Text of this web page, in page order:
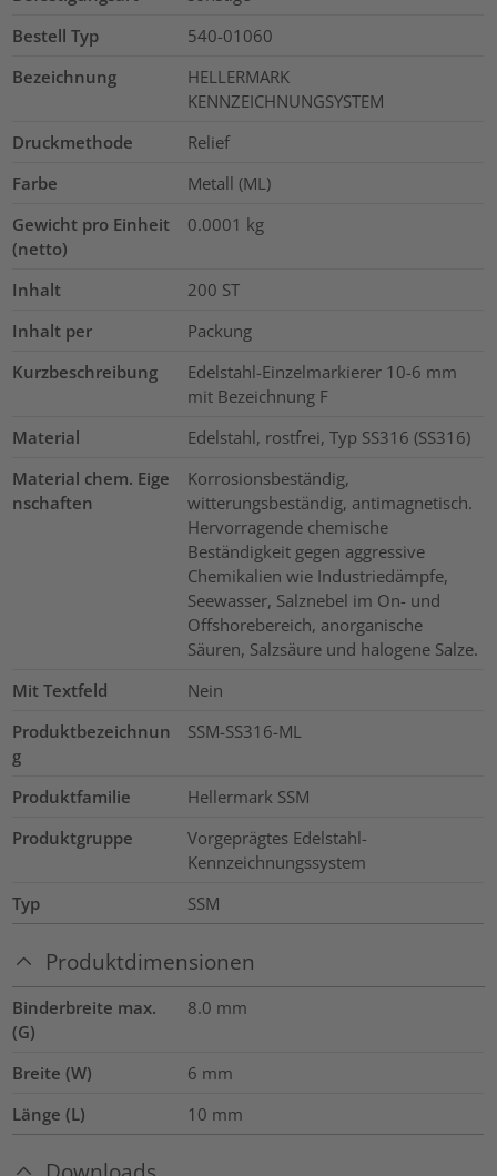
Bestell Typ
540-01060
Bezeichnung
HELLERMARK
KENNZEICHNUNGSYSTEM
Druckmethode
Relief
Farbe
Metall (ML)
Gewicht pro Einheit
(netto)
0.0001 kg
Inhalt 200 ST
Inhalt per
Packung
Kurzbeschreibung
Edelstahl-Einzelmarkierer 10-6 mm
mit Bezeichnung F
Material
Edelstahl, rostfrei, Typ SS316 (SS316)
Material chem. Eige
nschaften
Korrosionsbeständig,
witterungsbeständig, antimagnetisch.
Hervorragende chemische
Beständigkeit gegen aggressive
Chemikalien wie Industriedämpfe,
Seewasser, Salznebel im On- und
Offshorebereich, anorganische
Säuren, Salzsäure und halogene Salze.
Mit Textfeld
Nein
Produktbezeichnun
g
SSM-SS316-ML
Produktfamilie
Hellermark SSM
Produktgruppe
Vorgeprägtes Edelstahl-
Kennzeichnungssystem
Typ
SSM
Produktdimensionen
Binderbreite max.
(G)
8.0 mm
Breite (W) 6 mm
Länge (L)
10 mm